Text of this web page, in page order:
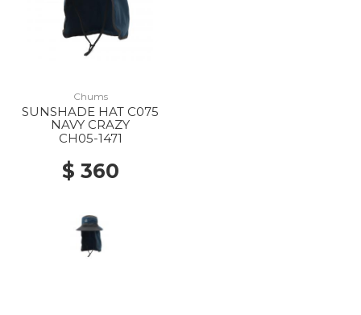
Chums
SUNSHADE HAT C075
NAVY CRAZY
CH05-1471
$ 360